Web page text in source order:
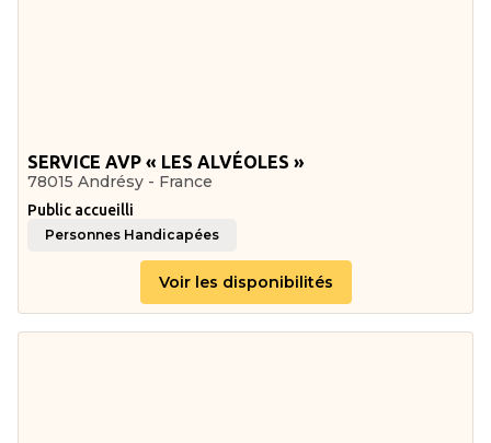
SERVICE AVP « LES ALVÉOLES »
78015 Andrésy - France
Public accueilli
Personnes Handicapées
Voir les disponibilités